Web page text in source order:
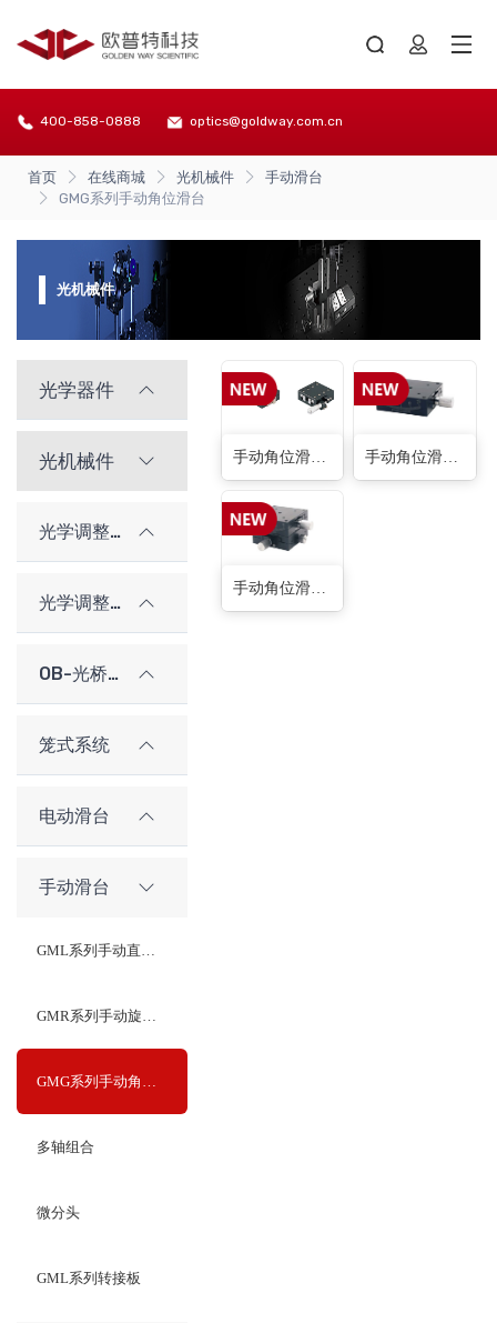
400-858-0888 optics@goldway.com.cn
首页 在线商城 光机械件
手动滑台
GMG系列手动角位滑台
光机械件
光学器件
光机械件
光学调整架
光学调整架（老型号）
OB-光桥光学架构系统
笼式系统
电动滑台
手动滑台
多轴组合
微分头
GML系列转接板
手动角位滑台(α轴一个方向)(2种)
手动角位滑台(蜗轮蜗杆型-双轴型)(9种)